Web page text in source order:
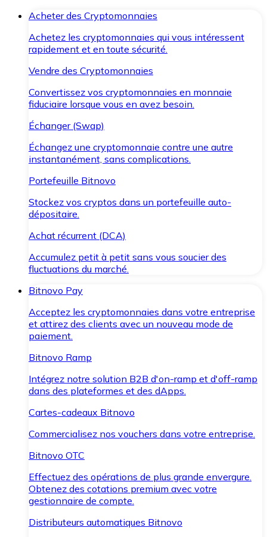
Acheter des Cryptomonnaies
Achetez les cryptomonnaies qui vous intéressent
rapidement et en toute sécurité.
Vendre des Cryptomonnaies
Convertissez vos cryptomonnaies en monnaie
fiduciaire lorsque vous en avez besoin.
Échanger (Swap)
Échangez une cryptomonnaie contre une autre
instantanément, sans complications.
Portefeuille Bitnovo
Stockez vos cryptos dans un portefeuille auto-
dépositaire.
Achat récurrent (DCA)
Accumulez petit à petit sans vous soucier des
fluctuations du marché.
Bitnovo Pay
Acceptez les cryptomonnaies dans votre entreprise
et attirez des clients avec un nouveau mode de
paiement.
Bitnovo Ramp
Intégrez notre solution B2B d'on-ramp et d'off-ramp
dans des plateformes et des dApps.
Cartes-cadeaux Bitnovo
Commercialisez nos vouchers dans votre entreprise.
Bitnovo OTC
Effectuez des opérations de plus grande envergure.
Obtenez des cotations premium avec votre
gestionnaire de compte.
Distributeurs automatiques Bitnovo